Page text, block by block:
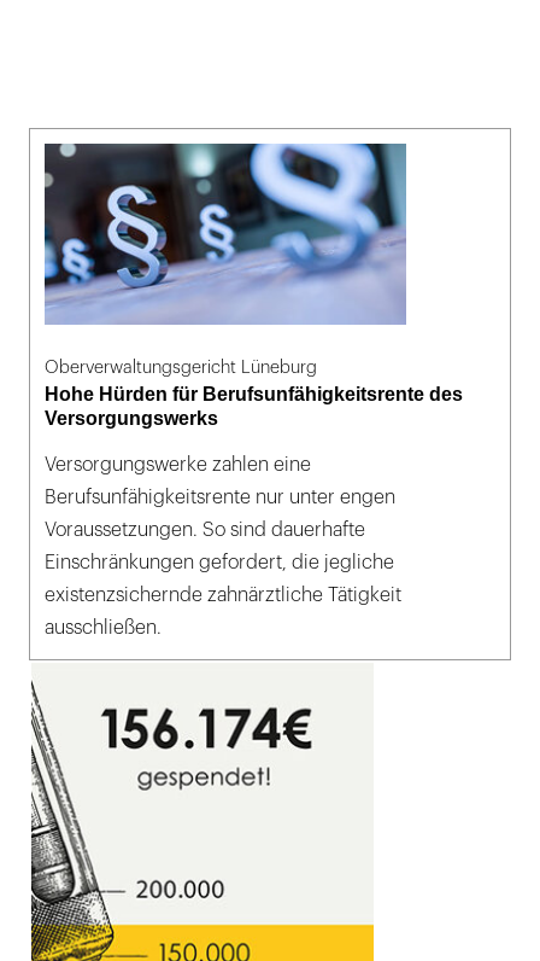
Oberverwaltungsgericht Lüneburg
Hohe Hürden für Berufsunfähigkeitsrente des
Versorgungswerks
Versorgungswerke zahlen eine
Berufsunfähigkeitsrente nur unter engen
Voraussetzungen. So sind dauerhafte
Einschränkungen gefordert, die jegliche
existenzsichernde zahnärztliche Tätigkeit
ausschließen.